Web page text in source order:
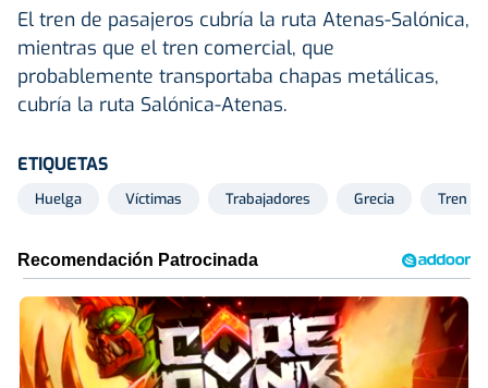
El tren de pasajeros cubría la ruta Atenas-Salónica,
mientras que el tren comercial, que
probablemente transportaba chapas metálicas,
cubría la ruta Salónica-Atenas.
ETIQUETAS
Huelga Víctimas Trabajadores Grecia Tren